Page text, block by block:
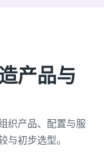
产品与
织产品、配置与服
与初步选型。